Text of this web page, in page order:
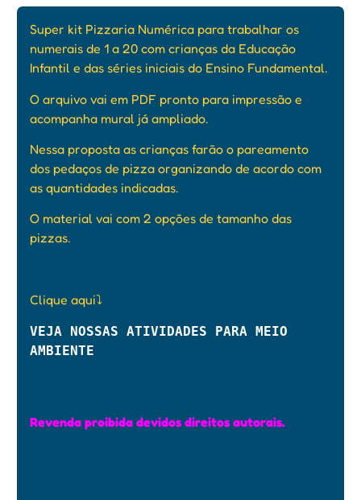
Super kit Pizzaria Numérica para trabalhar os
numerais de 1 a 20 com crianças da Educação
Infantil e das séries iniciais do Ensino Fundamental.
O arquivo vai em PDF pronto para impressão e
acompanha mural já ampliado.
Nessa proposta as crianças farão o pareamento
dos pedaços de pizza organizando de acordo com
as quantidades indicadas.
O material vai com 2 opções de tamanho das
pizzas.
Clique aqui⤵️
VEJA NOSSAS ATIVIDADES PARA MEIO
AMBIENTE
Revenda proibida devidos direitos autorais.